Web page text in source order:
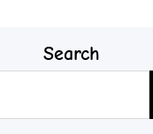
Search